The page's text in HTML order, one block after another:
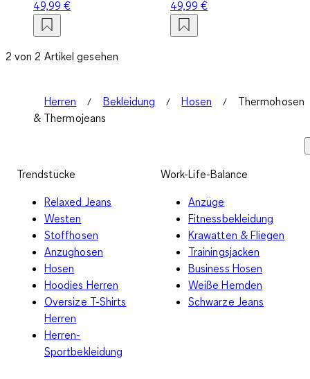
49,99 €
49,99 €
2 von 2 Artikel gesehen
Herren Bekleidung Hosen
Thermohosen
& Thermojeans
Trendstücke
Relaxed Jeans
Westen
Stoffhosen
Anzughosen
Hosen
Hoodies Herren
Oversize T-Shirts
Herren
Herren-
Sportbekleidung
Work-Life-Balance
Anzüge
Fitnessbekleidung
Krawatten & Fliegen
Trainingsjacken
Business Hosen
Weiße Hemden
Schwarze Jeans